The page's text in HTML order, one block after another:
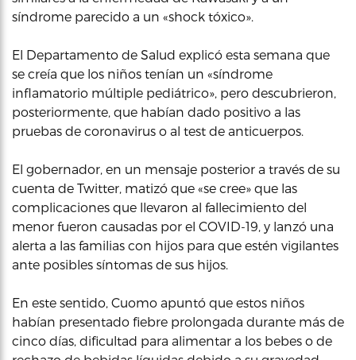
síndrome parecido a un «shock tóxico».
El Departamento de Salud explicó esta semana que
se creía que los niños tenían un «síndrome
inflamatorio múltiple pediátrico», pero descubrieron,
posteriormente, que habían dado positivo a las
pruebas de coronavirus o al test de anticuerpos.
El gobernador, en un mensaje posterior a través de su
cuenta de Twitter, matizó que «se cree» que las
complicaciones que llevaron al fallecimiento del
menor fueron causadas por el COVID-19, y lanzó una
alerta a las familias con hijos para que estén vigilantes
ante posibles síntomas de sus hijos.
En este sentido, Cuomo apuntó que estos niños
habían presentado fiebre prolongada durante más de
cinco días, dificultad para alimentar a los bebes o de